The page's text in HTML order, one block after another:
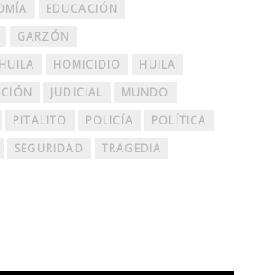
EDUCACIÓN
GARZÓN
HOMICIDIO
HUILA
JUDICIAL
MUNDO
PITALITO POLICÍA
POLÍTICA
SEGURIDAD
TRAGEDIA